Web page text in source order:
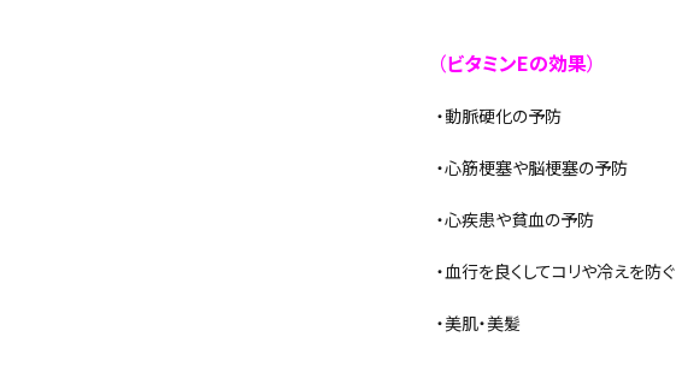
（ビタミンEの効果）
・動脈硬化の予防
・心筋梗塞や脳梗塞の予防
・心疾患や貧血の予防
・血行を良くしてコリや冷えを防ぐ
・美肌・美髪